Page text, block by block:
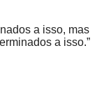
a isso, mas
a isso.